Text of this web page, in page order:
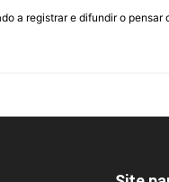
a registrar e difundir o pensar